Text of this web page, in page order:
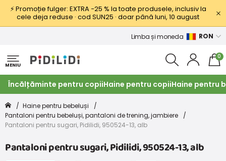
⚡ Promoție fulger: EXTRA −25 % la toate produsele, inclusiv la
cele deja reduse · cod SUN25 · doar până luni, 10 august
Limba și moneda RON
MENIU
0
Încălțăminte pentru copiiHaine pentru copiiHaine pentru
Haine pentru bebeluși
Pantaloni pentru bebeluși, pantaloni de trening, jambiere
Pantaloni pentru sugari, Pidilidi, 950524-13, alb
Pantaloni pentru sugari, Pidilidi, 950524-13, alb